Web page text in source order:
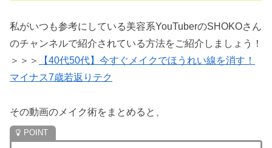
私がいつも参考にしている美容系YouTuberのSHOKOさん
のチャンネルで紹介されている方法をご紹介しましょう！
＞＞＞
【40代50代】今すぐメイクでほうれい線を消す！
マイナス7歳若返りテク
その動画のメイク術をまとめると、